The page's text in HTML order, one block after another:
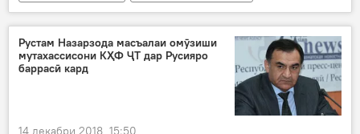
донишгоҳ
омӯзиш Дар Тоҷикистон
Рустам Назарзода масъалаи омӯзиши
мутахассисони КҲФ ҶТ дар Русияро
баррасӣ кард
14 декабри 2018, 15:50